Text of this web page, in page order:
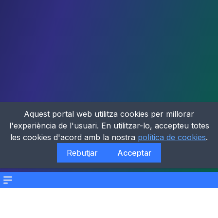
Menu
Aquest portal web utilitza cookies per millorar
l'experiència de l'usuari. En utilitzar-lo, accepteu totes
les cookies d'acord amb la nostra política de cookies.
Rebutjar
Acceptar